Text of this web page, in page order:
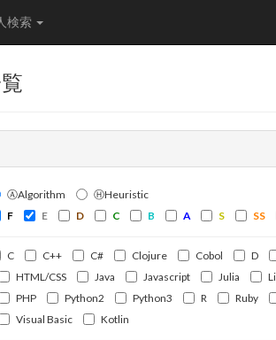
検索
ⒶAlgorithm
ⒽHeuristic
F
E D C B A S SS
C C++ C# Clojure Cobol D
HTML/CSS
Java Javascript Julia
PHP
Python2 Python3 R Ruby
Visual Basic
Kotlin